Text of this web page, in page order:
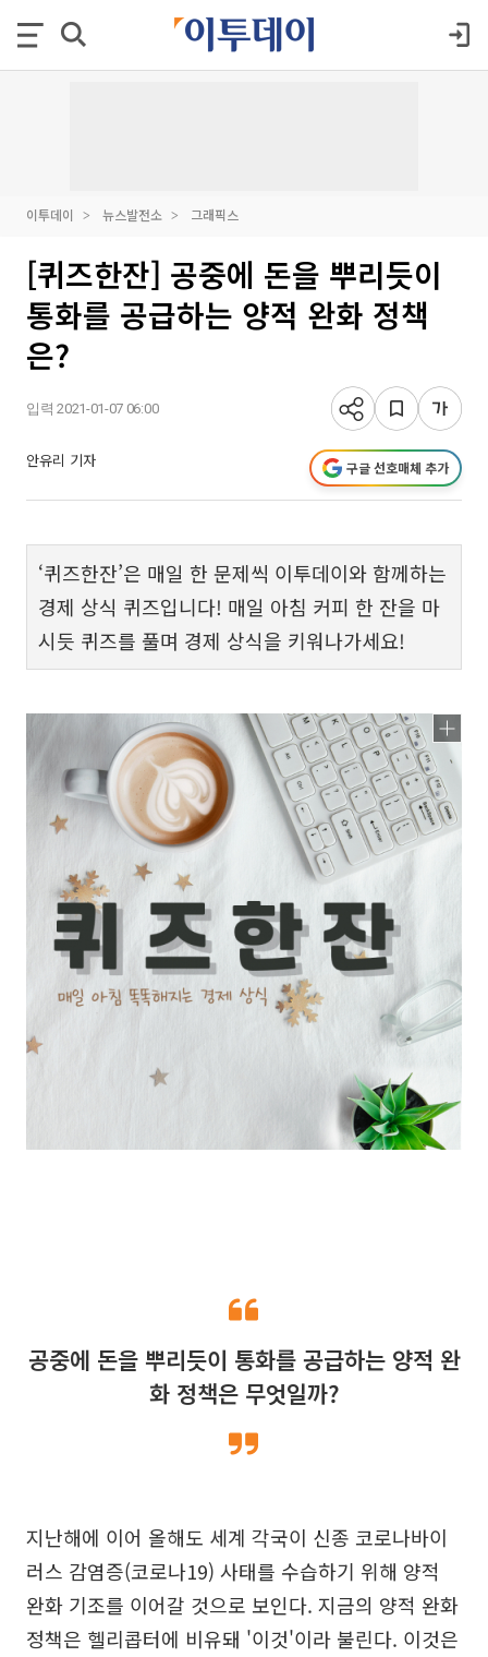
이투데이 뉴스발전소 그래픽스
[퀴즈한잔] 공중에 돈을 뿌리듯이
통화를 공급하는 양적 완화 정책
은?
입력 2021-01-07 06:00
안유리 기자 구글 선호매체 추가
‘퀴즈한잔’은 매일 한 문제씩 이투데이와 함께하는
경제 상식 퀴즈입니다! 매일 아침 커피 한 잔을 마
시듯 퀴즈를 풀며 경제 상식을 키워나가세요!
공중에 돈을 뿌리듯이 통화를 공급하는 양적 완
화 정책은 무엇일까?
지난해에 이어 올해도 세계 각국이 신종 코로나바이
러스 감염증(코로나19) 사태를 수습하기 위해 양적
완화 기조를 이어갈 것으로 보인다. 지금의 양적 완화
정책은 헬리콥터에 비유돼 '이것'이라 불린다. 이것은